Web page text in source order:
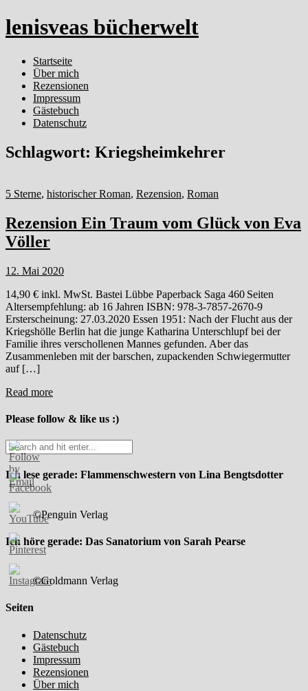
lenisveas bücherwelt
Startseite
Über mich
Rezensionen
Impressum
Gästebuch
Datenschutz
Schlagwort: Kriegsheimkehrer
5 Sterne, historischer Roman, Rezension, Roman
Rezension Ein Traum vom Glück von Eva
Völler
12. Mai 2020
14,90 € inkl. MwSt. Bastei Lübbe Paperback Saga 460 Seiten
Altersempfehlung: ab 16 Jahren ISBN: 978-3-7857-2670-9
Ersterscheinung: 27.03.2020 Essen 1951: Nach der Flucht aus der
Kriegshölle Berlin hat die junge Katharina Unterschlupf bei der
Familie ihres verschollenen Mannes gefunden. Aber das
Zusammenleben mit der barschen, zupackenden Schwiegermutter
auf […]
Read more
Please follow & like us :)
Ich lese gerade: Flammenschwestern von Lina Bengtsdotter
©Penguin Verlag
Ich höre gerade: Das Sanatorium von Sarah Pearse
©Goldmann Verlag
Seiten
Datenschutz
Gästebuch
Impressum
Rezensionen
Über mich